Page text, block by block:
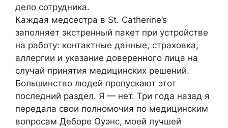
дело сотрудника.
Каждая медсестра в St. Catherine’s
заполняет экстренный пакет при устройстве
на работу: контактные данные, страховка,
аллергии и указание доверенного лица на
случай принятия медицинских решений.
Большинство людей пропускают этот
последний раздел. Я — нет. Три года назад я
передала свои полномочия по медицинским
вопросам Деборе Оуэнс, моей лучшей